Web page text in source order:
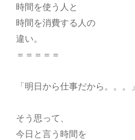
時間を使う人と
時間を消費する人の
違い。
＝＝＝＝＝
「明日から仕事だから。。。」
そう思って、
今日と言う時間を